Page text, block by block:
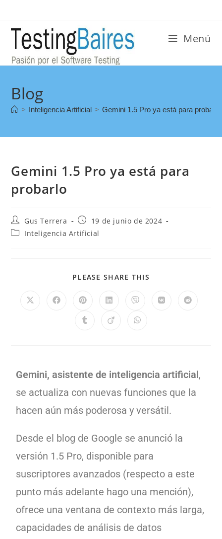
Menú
Blog
> Inteligencia Artificial > Gemini 1.5 Pro ya está para probarlo
Gemini 1.5 Pro ya está para
probarlo
Gus Terrera
19 de junio de 2024
Inteligencia Artificial
PLEASE SHARE THIS
Gemini, asistente de inteligencia artificial,
se actualiza con nuevas funciones que la
hacen aún más poderosa y versátil.
Desde el blog de Google se anunció la
versión 1.5 Pro, disponible para
suscriptores avanzados (respecto a este
punto más adelante hago una mención),
ofrece una ventana de contexto más larga,
capacidades de análisis de datos